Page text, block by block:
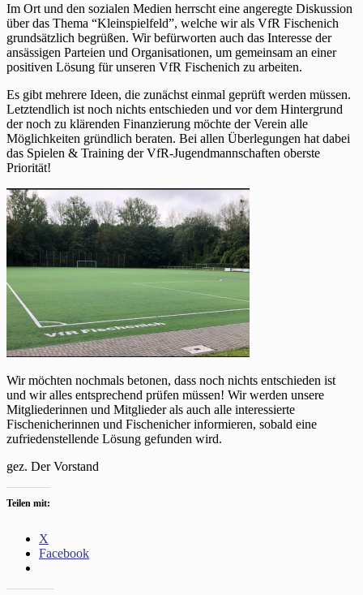
Im Ort und den sozialen Medien herrscht eine angeregte Diskussion
über das Thema “Kleinspielfeld”, welche wir als VfR Fischenich
grundsätzlich begrüßen. Wir befürworten auch das Interesse der
ansässigen Parteien und Organisationen, um gemeinsam an einer
positiven Lösung für unseren VfR Fischenich zu arbeiten.
Es gibt mehrere Ideen, die zunächst einmal geprüft werden müssen.
Letztendlich ist noch nichts entschieden und vor dem Hintergrund
der noch zu klärenden Finanzierung möchte der Verein alle
Möglichkeiten gründlich beraten. Bei allen Überlegungen hat dabei
das Spielen & Training der VfR-Jugendmannschaften oberste
Priorität!
Wir möchten nochmals betonen, dass noch nichts entschieden ist
und wir alles entsprechend prüfen müssen! Wir werden unsere
Mitgliederinnen und Mitglieder als auch alle interessierte
Fischenicherinnen und Fischenicher informieren, sobald eine
zufriedenstellende Lösung gefunden wird.
gez. Der Vorstand
Teilen mit:
X
Facebook